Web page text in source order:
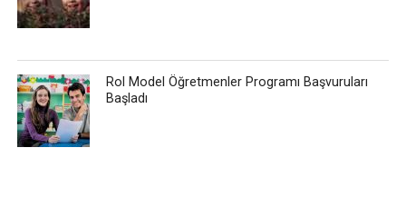
Rol Model Öğretmenler Programı Başvuruları
Başladı